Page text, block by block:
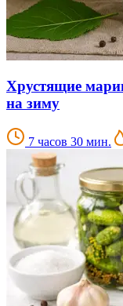
Хрустящие
на зиму
7 часов 30 мин.